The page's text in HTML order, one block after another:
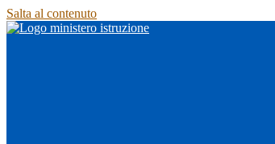
Salta al contenuto